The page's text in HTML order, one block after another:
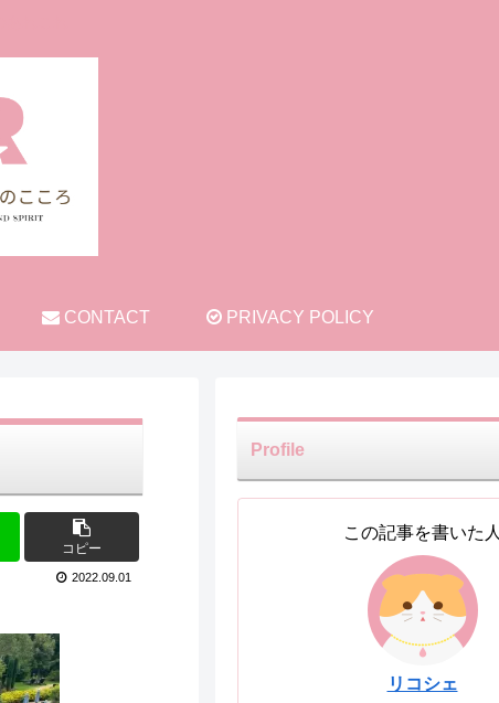
CONTACT PRIVACY POLICY
コピー
2022.09.01
Profile
この記事を書いた人
リコシェ